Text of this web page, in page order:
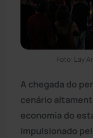
Foto: Lay
A chegada do
cenário
economia do
impulsionado